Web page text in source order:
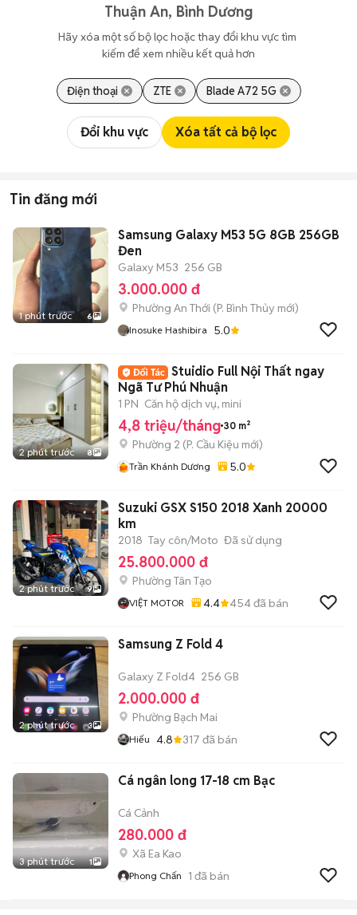
Thuận An, Bình Dương
Hãy xóa một số bộ lọc hoặc thay đổi khu vực tìm
kiếm để xem nhiều kết quả hơn
Điện thoại ZTE Blade A72 5G
Đổi khu vực Xóa tất cả bộ lọc
Tin đăng mới
1 phút trước 6
Samsung Galaxy M53 5G 8GB 256GB
Đen
Galaxy M53 256 GB
3.000.000 đ
Phường An Thới (P. Bình Thủy mới)
Inosuke Hashibira 5.0
2 phút trước 8
Stuidio Full Nội Thất ngay
Ngã Tư Phú Nhuận
1 PN Căn hộ dịch vụ, mini
4,8 triệu/tháng 30 m²
Phường 2 (P. Cầu Kiệu mới)
Trần Khánh Dương 5.0
2 phút trước 9
Suzuki GSX S150 2018 Xanh 20000
km
2018 Tay côn/Moto Đã sử dụng
25.800.000 đ
Phường Tân Tạo
VIỆT MOTOR 4.4 454đã bán
2 phút trước 3
Samsung Z Fold 4
Galaxy Z Fold4 256 GB
2.000.000 đ
Phường Bạch Mai
Hiếu 4.8 317 đã bán
3 phút trước 1
Cá ngân long 17-18 cm Bạc
Cá Cảnh
280.000 đ
Xã Ea Kao
Phong Chấn 1 đã bán